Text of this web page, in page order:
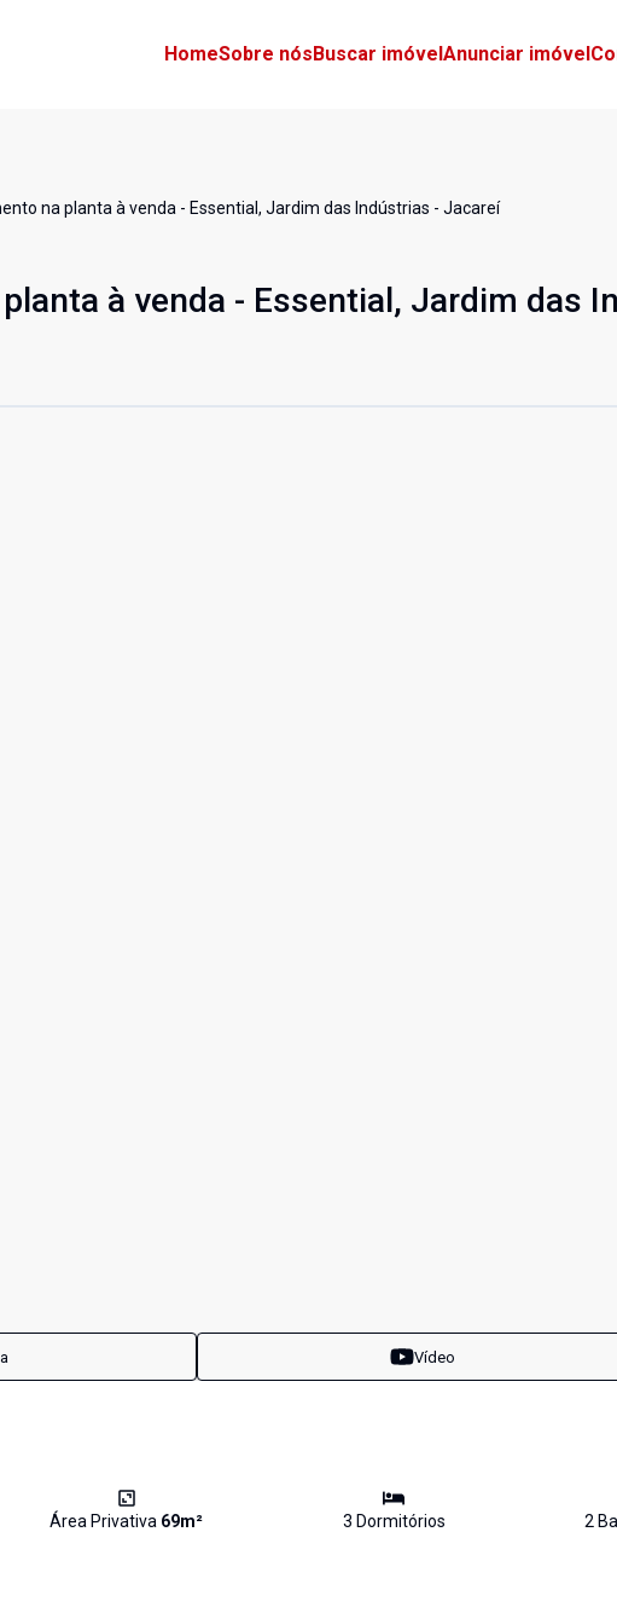
HomeSobre nósBuscar imóvelAnunciar imóvel
na planta à venda - Essential, Jardim das Indústrias - Jacareí
à venda - Essential, Jardim das
Vídeo
Área Privativa 69m² 3 Dormitórios 2